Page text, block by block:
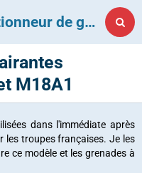
Carnets d'un collectionneur de grenades françaises
M18A1
dans l'immédiate après
les troupes françaises. Je les
ce modèle et les grenades à